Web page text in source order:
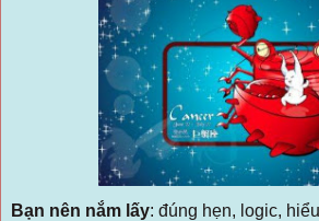
Bạn nên nắm lấy: đúng hẹn, logic,